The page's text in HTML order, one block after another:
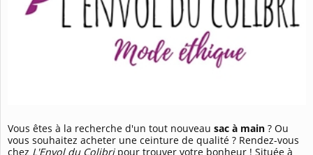
Vous êtes à la recherche d'un tout nouveau sac à main ? Ou
vous souhaitez acheter une ceinture de qualité ? Rendez-vous
chez L'Envol du Colibripour trouver votre bonheur ! Située à